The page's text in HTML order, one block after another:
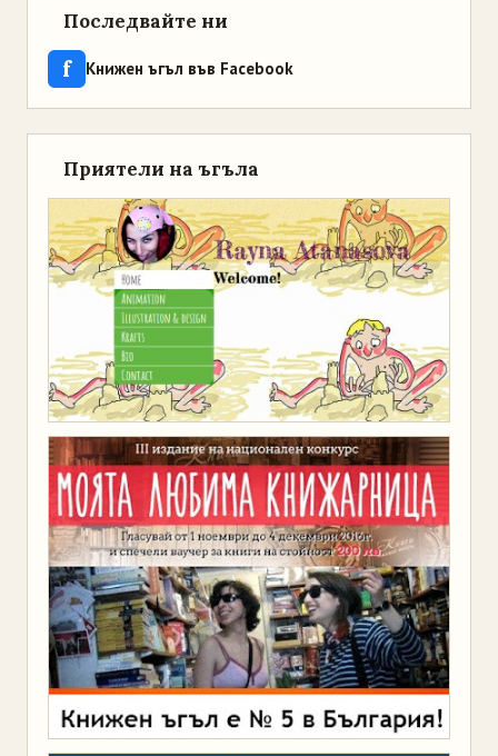
Последвайте ни
f Книжен ъгъл във Facebook
Приятели на ъгъла